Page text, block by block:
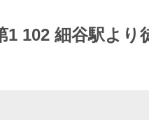
102 細谷駅より